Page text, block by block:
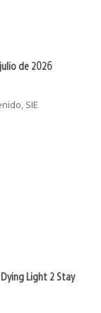
de 2026
SIE
Light 2 Stay